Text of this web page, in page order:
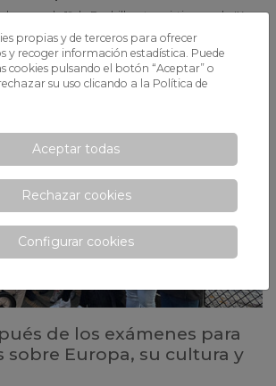
de 1º de Bachillerato asistieron a la IX
LQDVI, y algunos de ellos fueron voluntarios en
de los exámenes para
sobre Europa, su cultura y
propias y de terceros para ofrecer
y recoger información estadística. Puede
cookies pulsando el botón “Aceptar” o
su uso clicando a la Política de
Aceptar todas
Rechazar cookies
Configurar cookies